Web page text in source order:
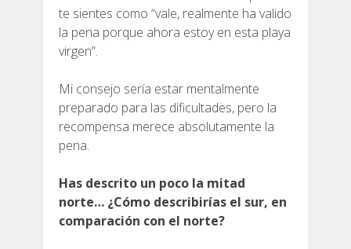
te sientes como “vale, realmente ha valido
la pena porque ahora estoy en esta playa
virgen”.
Mi consejo sería estar mentalmente
preparado para las dificultades, pero la
recompensa merece absolutamente la
pena.
Has descrito un poco la mitad
norte… ¿Cómo describirías el sur, en
comparación con el norte?